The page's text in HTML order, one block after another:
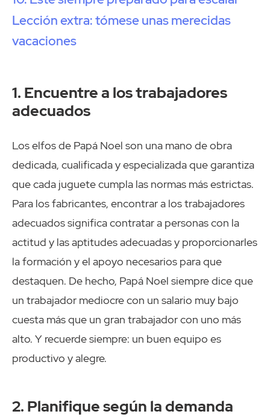
Lección extra: tómese unas merecidas
vacaciones
1. Encuentre a los trabajadores
adecuados
Los elfos de Papá Noel son una mano de obra
dedicada, cualificada y especializada que garantiza
que cada juguete cumpla las normas más estrictas.
Para los fabricantes, encontrar a los trabajadores
adecuados significa contratar a personas con la
actitud y las aptitudes adecuadas y proporcionarles
la formación y el apoyo necesarios para que
destaquen. De hecho, Papá Noel siempre dice que
un trabajador mediocre con un salario muy bajo
cuesta más que un gran trabajador con uno más
alto. Y recuerde siempre: un buen equipo es
productivo y alegre.
2. Planifique según la demanda